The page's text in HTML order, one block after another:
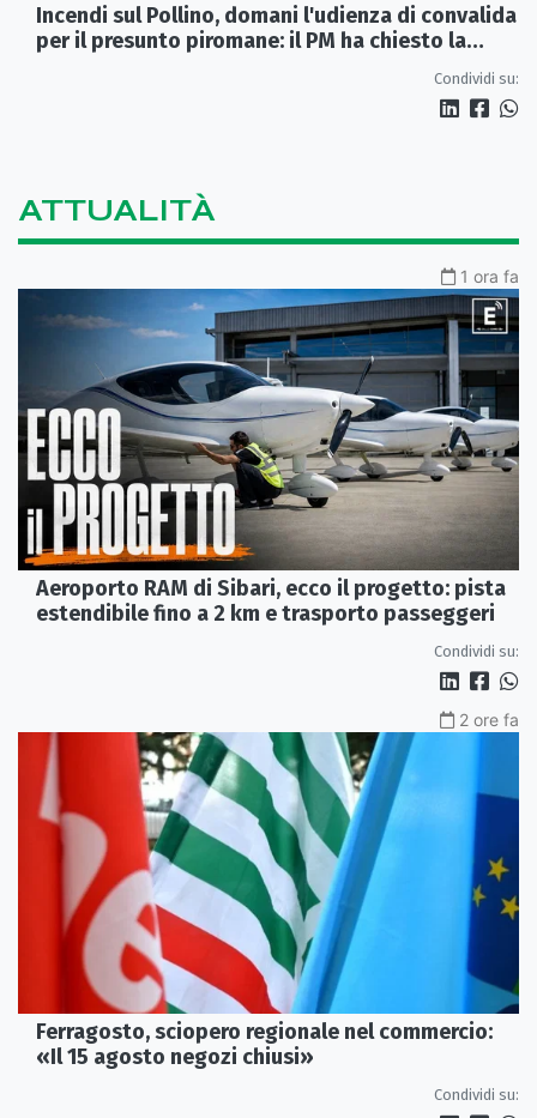
Incendi sul Pollino, domani l'udienza di convalida
per il presunto piromane: il PM ha chiesto la
Condividi su:
ATTUALITÀ
1 ora fa
Aeroporto RAM di Sibari, ecco il progetto: pista
estendibile fino a 2 km e trasporto passeggeri
Condividi su:
2 ore fa
Ferragosto, sciopero regionale nel commercio:
«Il 15 agosto negozi chiusi»
Condividi su: